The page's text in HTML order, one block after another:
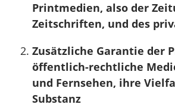
Printmedien, also der
Zeitschriften, und des
Zusätzliche Garantie der
öffentlich-rechtliche
und Fernsehen, ihre
Substanz